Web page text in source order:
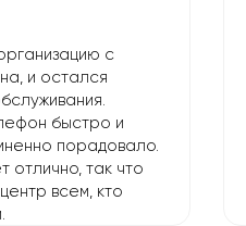
с
и остался
быстро и
порадовало.
так что
всем, кто